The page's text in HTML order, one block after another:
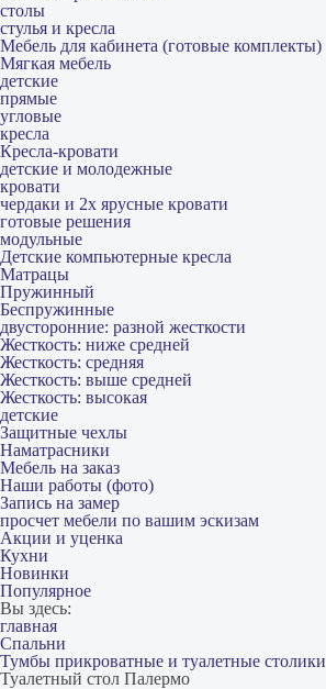
столы
стулья и кресла
Мебель для кабинета (готовые комплекты)
Мягкая мебель
детские
прямые
угловые
кресла
Кресла-кровати
детские и молодежные
кровати
чердаки и 2х ярусные кровати
готовые решения
модульные
Детские компьютерные кресла
Матрацы
Пружинный
Беспружинные
двусторонние: разной жесткости
Жесткость: ниже средней
Жесткость: средняя
Жесткость: выше средней
Жесткость: высокая
детские
Защитные чехлы
Наматрасники
Мебель на заказ
Наши работы (фото)
Запись на замер
просчет мебели по вашим эскизам
Акции и уценка
Кухни
Новинки
Популярное
Вы здесь:
главная
Спальни
Тумбы прикроватные и туалетные столики
Туалетный стол Палермо